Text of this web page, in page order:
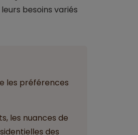
besoins variés
les préférences
les nuances de
des